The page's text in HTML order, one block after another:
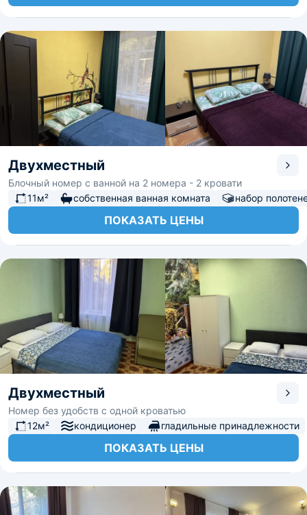
Двухместный
Блочный номер с ванной на 2 номера - 2 кровати
11м²
собственная ванная комната набор
ПОКАЗАТЬ ЦЕНЫ
Двухместный
Номер без удобств c одной кроватью
12м²
кондиционер гладильные принадлежности
ПОКАЗАТЬ ЦЕНЫ